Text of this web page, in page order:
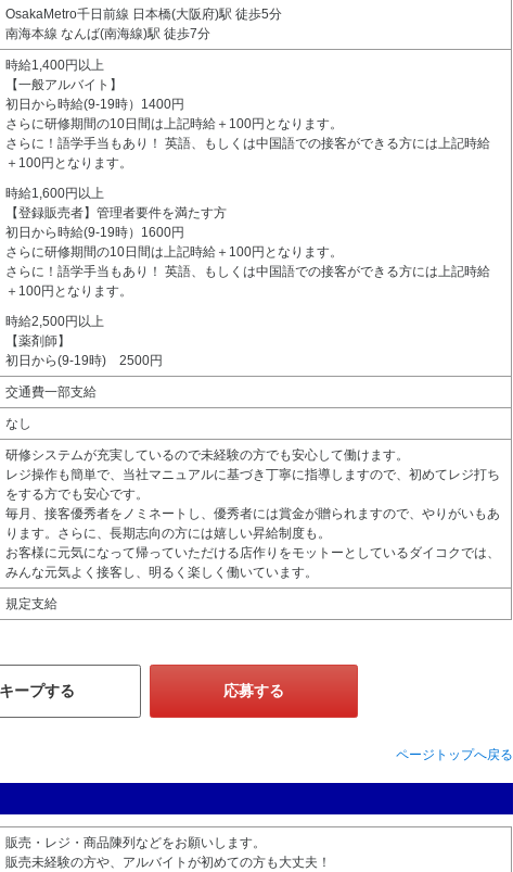
OsakaMetro千日前線 日本橋(大阪府)駅 徒歩5分
南海本線 なんば(南海線)駅 徒歩7分
時給1,400円以上
【一般アルバイト】
初日から時給(9-19時）1400円
さらに研修期間の10日間は上記時給＋100円となります。
さらに！語学手当もあり！ 英語、もしくは中国語での接客ができる方には上記時給
＋100円となります。
時給1,600円以上
【登録販売者】管理者要件を満たす方
初日から時給(9-19時）1600円
さらに研修期間の10日間は上記時給＋100円となります。
さらに！語学手当もあり！ 英語、もしくは中国語での接客ができる方には上記時給
＋100円となります。
時給2,500円以上
【薬剤師】
初日から(9-19時) 2500円
交通費一部支給
なし
研修システムが充実しているので未経験の方でも安心して働けます。
レジ操作も簡単で、当社マニュアルに基づき丁寧に指導しますので、初めてレジ打ち
をする方でも安心です。
毎月、接客優秀者をノミネートし、優秀者には賞金が贈られますので、やりがいもあ
ります。さらに、長期志向の方には嬉しい昇給制度も。
お客様に元気になって帰っていただける店作りをモットーとしているダイコクでは、
みんな元気よく接客し、明るく楽しく働いています。
規定支給
キープする 応募する
ページトップへ戻る
販売・レジ・商品陳列などをお願いします。
販売未経験の方や、アルバイトが初めての方も大丈夫！